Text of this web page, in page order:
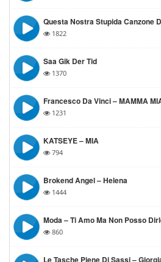
Questa Nostra Stupida Canzone
1822
Saa Gik Der Tid
1370
Francesco Da Vinci – MAMMA
1231
KATSEYE – MIA
794
Brokend Angel – Helena
1444
Moda – Ti Amo Ma Non Posso
860
Le Tasche Piene Di Sassi –